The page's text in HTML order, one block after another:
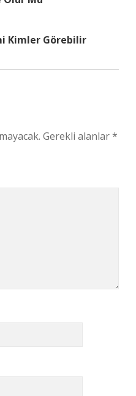
Kimler Görebilir
Gerekli alanlar*